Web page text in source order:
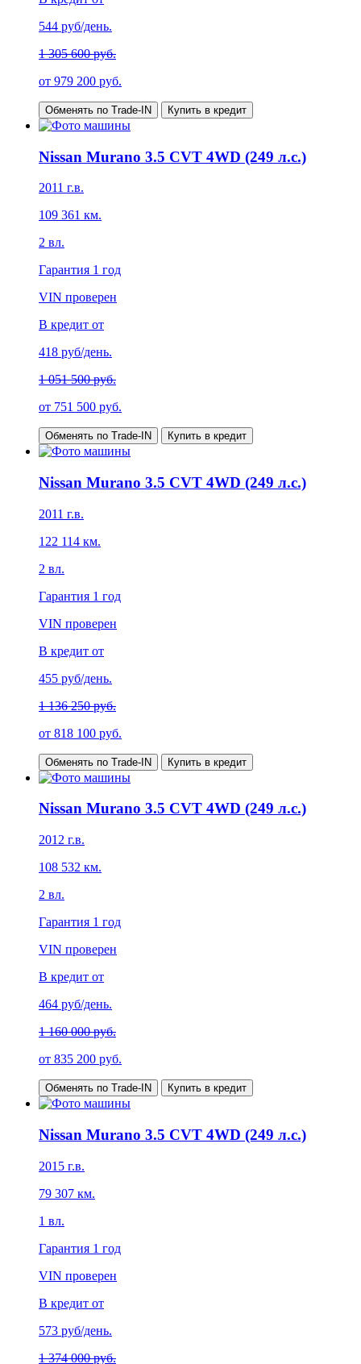
544 руб/день.
1 305 600 руб.
от 979 200 руб.
Обменять по Trade-IN Купить в кредит
Nissan Murano 3.5 CVT 4WD (249 л.с.)
2011 г.в.
109 361 км.
2 вл.
Гарантия 1 год
VIN проверен
В кредит от
418 руб/день.
1 051 500 руб.
от 751 500 руб.
Обменять по Trade-IN Купить в кредит
Nissan Murano 3.5 CVT 4WD (249 л.с.)
2011 г.в.
122 114 км.
2 вл.
Гарантия 1 год
VIN проверен
В кредит от
455 руб/день.
1 136 250 руб.
от 818 100 руб.
Обменять по Trade-IN Купить в кредит
Nissan Murano 3.5 CVT 4WD (249 л.с.)
2012 г.в.
108 532 км.
2 вл.
Гарантия 1 год
VIN проверен
В кредит от
464 руб/день.
1 160 000 руб.
от 835 200 руб.
Обменять по Trade-IN Купить в кредит
Nissan Murano 3.5 CVT 4WD (249 л.с.)
2015 г.в.
79 307 км.
1 вл.
Гарантия 1 год
VIN проверен
В кредит от
573 руб/день.
1 374 000 руб.